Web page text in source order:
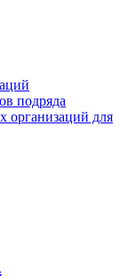
подряда
организаций для